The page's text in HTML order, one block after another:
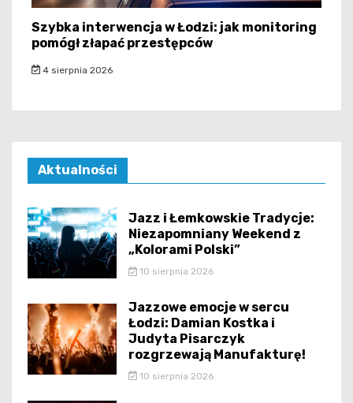
Szybka interwencja w Łodzi: jak monitoring
pomógł złapać przestępców
4 sierpnia 2026
Aktualności
Jazz i Łemkowskie Tradycje:
Niezapomniany Weekend z
„Kolorami Polski”
10 sierpnia 2026
Jazzowe emocje w sercu
Łodzi: Damian Kostka i
Judyta Pisarczyk
rozgrzewają Manufakturę!
10 sierpnia 2026